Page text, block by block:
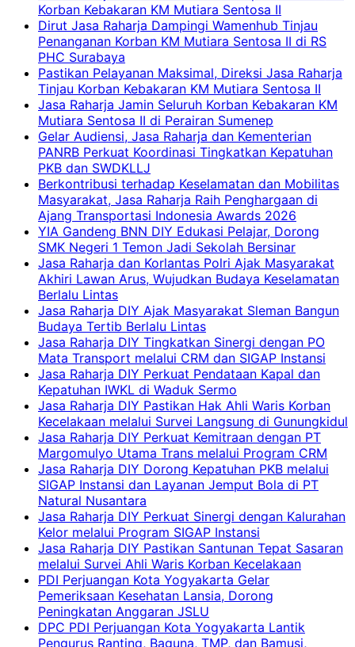
Korban Kebakaran KM Mutiara Sentosa II
Dirut Jasa Raharja Dampingi Wamenhub Tinjau
Penanganan Korban KM Mutiara Sentosa II di RS
PHC Surabaya
Pastikan Pelayanan Maksimal, Direksi Jasa Raharja
Tinjau Korban Kebakaran KM Mutiara Sentosa II
Jasa Raharja Jamin Seluruh Korban Kebakaran KM
Mutiara Sentosa II di Perairan Sumenep
Gelar Audiensi, Jasa Raharja dan Kementerian
PANRB Perkuat Koordinasi Tingkatkan Kepatuhan
PKB dan SWDKLLJ
Berkontribusi terhadap Keselamatan dan Mobilitas
Masyarakat, Jasa Raharja Raih Penghargaan di
Ajang Transportasi Indonesia Awards 2026
YIA Gandeng BNN DIY Edukasi Pelajar, Dorong
SMK Negeri 1 Temon Jadi Sekolah Bersinar
Jasa Raharja dan Korlantas Polri Ajak Masyarakat
Akhiri Lawan Arus, Wujudkan Budaya Keselamatan
Berlalu Lintas
Jasa Raharja DIY Ajak Masyarakat Sleman Bangun
Budaya Tertib Berlalu Lintas
Jasa Raharja DIY Tingkatkan Sinergi dengan PO
Mata Transport melalui CRM dan SIGAP Instansi
Jasa Raharja DIY Perkuat Pendataan Kapal dan
Kepatuhan IWKL di Waduk Sermo
Jasa Raharja DIY Pastikan Hak Ahli Waris Korban
Kecelakaan melalui Survei Langsung di Gunungkidul
Jasa Raharja DIY Perkuat Kemitraan dengan PT
Margomulyo Utama Trans melalui Program CRM
Jasa Raharja DIY Dorong Kepatuhan PKB melalui
SIGAP Instansi dan Layanan Jemput Bola di PT
Natural Nusantara
Jasa Raharja DIY Perkuat Sinergi dengan Kalurahan
Kelor melalui Program SIGAP Instansi
Jasa Raharja DIY Pastikan Santunan Tepat Sasaran
melalui Survei Ahli Waris Korban Kecelakaan
PDI Perjuangan Kota Yogyakarta Gelar
Pemeriksaan Kesehatan Lansia, Dorong
Peningkatan Anggaran JSLU
DPC PDI Perjuangan Kota Yogyakarta Lantik
Pengurus Ranting, Baguna, TMP, dan Bamusi,